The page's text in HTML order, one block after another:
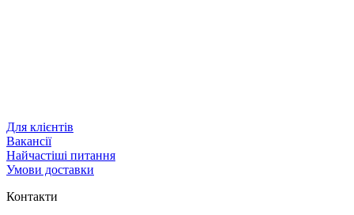
Для клієнтів
Вакансії
Найчастіші питання
Умови доставки
Контакти